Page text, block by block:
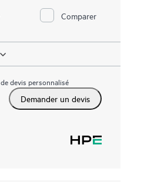
Comparer
devis personnalisé
Demander un devis